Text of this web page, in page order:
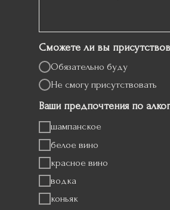
Сможете ли вы
Обязательно буду
Не смогу присутствовать
Ваши предпочтения по
шампанское
белое вино
красное вино
водка
коньяк
свой ответ